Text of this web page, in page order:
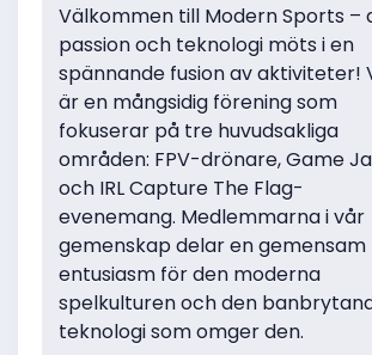
Välkommen till Modern Sports –
passion och teknologi möts i en
spännande fusion av aktiviteter!
är en mångsidig förening som
fokuserar på tre huvudsakliga
områden: FPV-drönare, Game
och IRL Capture The Flag-
evenemang. Medlemmarna i vår
gemenskap delar en gemensam
entusiasm för den moderna
spelkulturen och den
teknologi som omger den.